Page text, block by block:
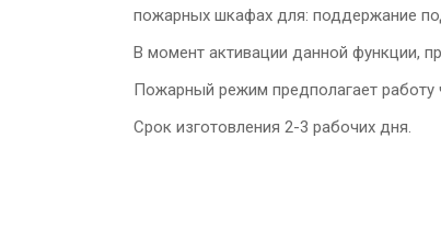
пожарных шкафах для: поддержание
В момент активации данной функции,
Пожарный режим предполагает работу
Срок изготовления 2-3 рабочих дня.